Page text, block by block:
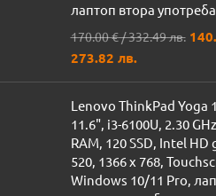
лаптоп втора употреба
170.00€/ 332.49 лв.
273.82 лв.
Lenovo ThinkPad Yoga
11.6", i3-6100U, 2.30
RAM, 120 SSD, Intel HD
520, 1366 x 768,
Windows 10/11 Pro,